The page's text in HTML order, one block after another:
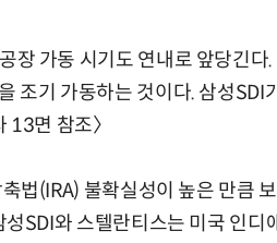
장 가동 시기도 연내로 앞당긴
조기 가동하는 것이다. 삼성SDI
13면 참조〉
법(IRA) 불확실성이 높은 만큼
SDI와 스텔란티스는 미국 인디